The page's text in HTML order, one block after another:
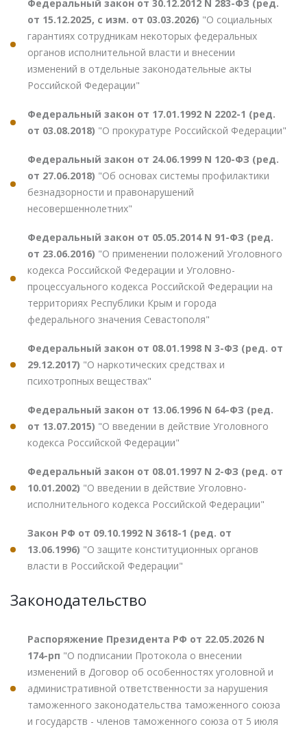
Федеральный закон от 30.12.2012 N 283-ФЗ (ред.
от 15.12.2025, с изм. от 03.03.2026) "О социальных
гарантиях сотрудникам некоторых федеральных
органов исполнительной власти и внесении
изменений в отдельные законодательные акты
Российской Федерации"
Федеральный закон от 17.01.1992 N 2202-1 (ред.
от 03.08.2018) "О прокуратуре Российской Федерации"
Федеральный закон от 24.06.1999 N 120-ФЗ (ред.
от 27.06.2018) "Об основах системы профилактики
безнадзорности и правонарушений
несовершеннолетних"
Федеральный закон от 05.05.2014 N 91-ФЗ (ред.
от 23.06.2016) "О применении положений Уголовного
кодекса Российской Федерации и Уголовно-
процессуального кодекса Российской Федерации на
территориях Республики Крым и города
федерального значения Севастополя"
Федеральный закон от 08.01.1998 N 3-ФЗ (ред. от
29.12.2017) "О наркотических средствах и
психотропных веществах"
Федеральный закон от 13.06.1996 N 64-ФЗ (ред.
от 13.07.2015) "О введении в действие Уголовного
кодекса Российской Федерации"
Федеральный закон от 08.01.1997 N 2-ФЗ (ред. от
10.01.2002) "О введении в действие Уголовно-
исполнительного кодекса Российской Федерации"
Закон РФ от 09.10.1992 N 3618-1 (ред. от
13.06.1996) "О защите конституционных органов
власти в Российской Федерации"
Законодательство
Распоряжение Президента РФ от 22.05.2026 N
174-рп "О подписании Протокола о внесении
изменений в Договор об особенностях уголовной и
административной ответственности за нарушения
таможенного законодательства таможенного союза
и государств - членов таможенного союза от 5 июля